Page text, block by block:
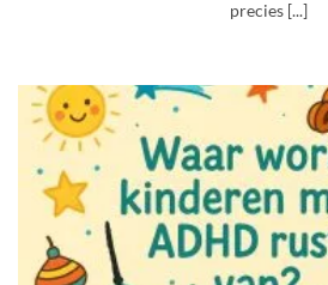
precies [...]